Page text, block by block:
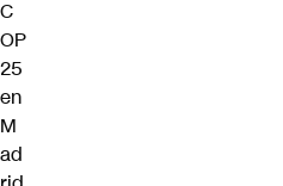
C
OP
25
en
M
ad